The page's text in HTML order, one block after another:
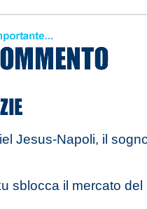
Jesus-Napoli, il
sblocca il mercato del